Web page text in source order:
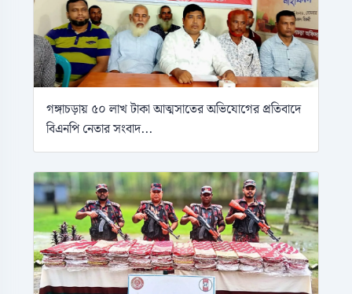
গঙ্গাচড়ায় ৫০ লাখ টাকা আত্মসাতের অভিযোগের প্রতিবাদে
বিএনপি নেতার সংবাদ...